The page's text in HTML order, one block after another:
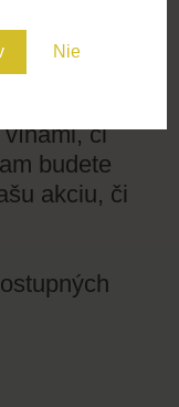
Nie
či
budete
akciu, či